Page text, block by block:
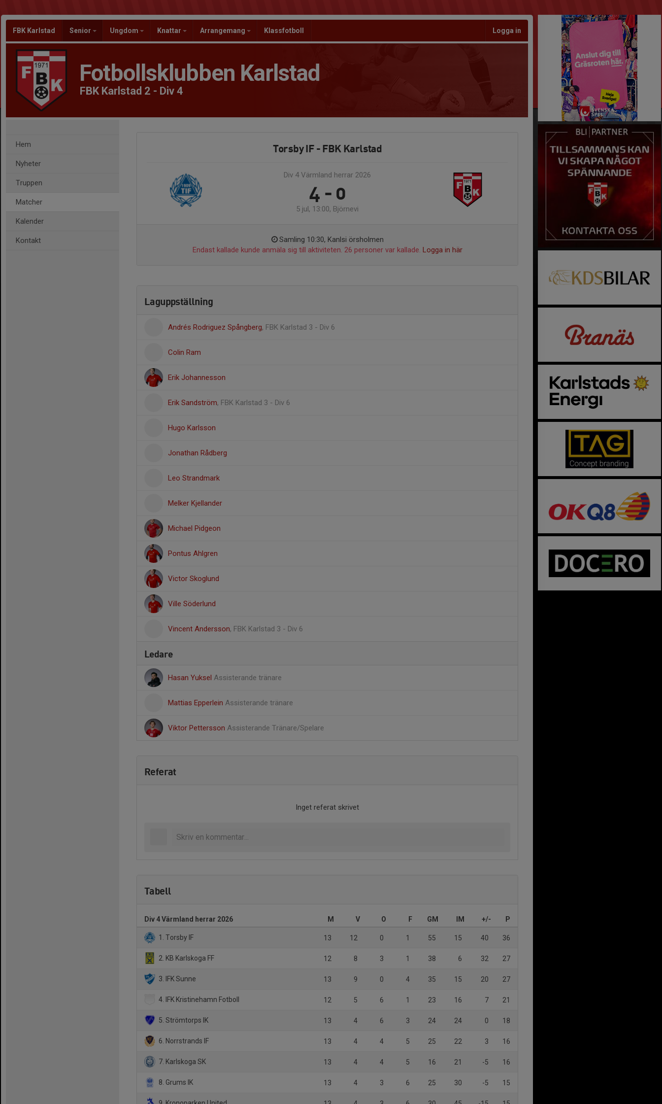
FBK Karlstad Senior Ungdom Knattar Arrangemang Klassfotboll Logga in
Fotbollsklubben Karlstad
FBK Karlstad 2 - Div 4
Hem
Nyheter
Truppen
Matcher
Kalender
Kontakt
Torsby IF - FBK Karlstad
Div 4 Värmland herrar 2026
4 - 0
5 jul, 13:00, Björnevi
Samling 10:30, Kanlsi örsholmen
Endast kallade kunde anmäla sig till aktiviteten. 26 personer var kallade. Logga in här
Laguppställning
Andrés Rodriguez Spångberg, FBK Karlstad 3 - Div 6
Colin Ram
Erik Johannesson
Erik Sandström, FBK Karlstad 3 - Div 6
Hugo Karlsson
Jonathan Rådberg
Leo Strandmark
Melker Kjellander
Michael Pidgeon
Pontus Ahlgren
Victor Skoglund
Ville Söderlund
Vincent Andersson, FBK Karlstad 3 - Div 6
Ledare
Hasan Yuksel Assisterande tränare
Mattias Epperlein Assisterande tränare
Viktor Pettersson Assisterande Tränare/Spelare
Referat
Inget referat skrivet
Tabell
Div 4 Värmland herrar 2026 M V O F GM IM +/- P
1. Torsby IF 13 12 0 1 55 15 40 36
2. KB Karlskoga FF 12 8 3 1 38 6 32 27
3. IFK Sunne 13 9 0 4 35 15 20 27
4. IFK Kristinehamn Fotboll 12 5 6 1 23 16 7 21
5. Strömtorps IK 13 4 6 3 24 24 0 18
6. Norrstrands IF 13 4 4 5 25 22 3 16
7. Karlskoga SK 13 4 4 5 16 21 -5 16
8. Grums IK 13 4 3 6 25 30 -5 15